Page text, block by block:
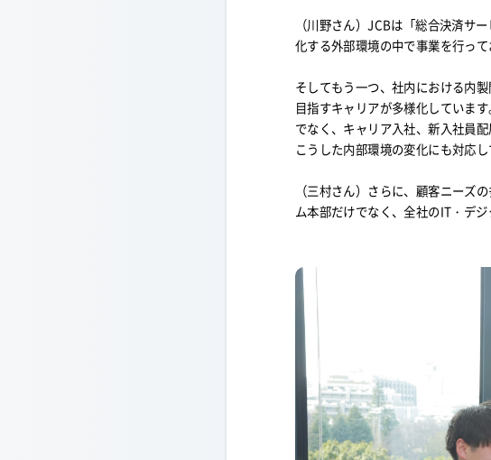
（川野さん）JCBは「総合決済サ
化する外部環境の中で事業を行っ
そしてもう一つ、社内における内
目指すキャリアが多様化していま
でなく、キャリア入社、新入社員
こうした内部環境の変化にも対応
（三村さん）さらに、顧客ニーズ
ム本部だけでなく、全社のIT・デ